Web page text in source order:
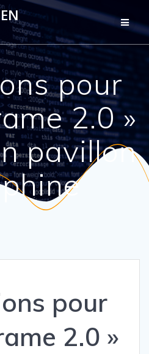
Passer
au
contenu
pour
2.0 »
pavillon
pour
2.0 »